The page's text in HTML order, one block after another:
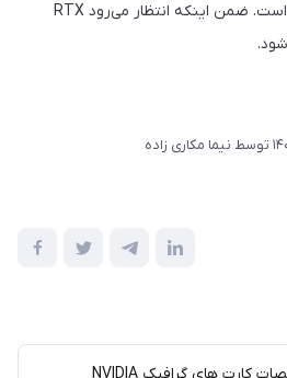
فصل پایانی سال موکول شده است. ضمن اینکه انتظار می‌رود RTX
توسط نیما مکاری زاده